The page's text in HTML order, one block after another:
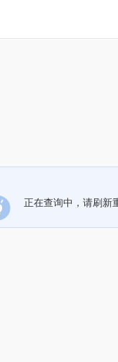
正在查询中，请刷新